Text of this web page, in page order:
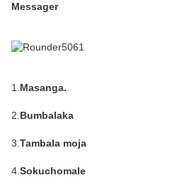
Messager
1. Masanga.
2. Bumbalaka
3. Tambala moja
4. Sokuchomale